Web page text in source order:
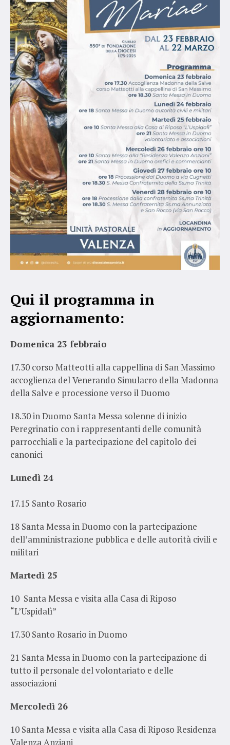
Qui il programma in
aggiornamento:
Domenica 23 febbraio
17.30 corso Matteotti alla cappellina di San Massimo
accoglienza del Venerando Simulacro della Madonna
della Salve e processione verso il Duomo
18.30 in Duomo Santa Messa solenne di inizio
Peregrinatio con i rappresentanti delle comunità
parrocchiali e la partecipazione del capitolo dei
canonici
Lunedì 24
17.15 Santo Rosario
18 Santa Messa in Duomo con la partecipazione
dell’amministrazione pubblica e delle autorità civili e
militari
Martedì 25
10 Santa Messa e visita alla Casa di Riposo
“L’Uspidalì”
17.30 Santo Rosario in Duomo
21 Santa Messa in Duomo con la partecipazione di
tutto il personale del volontariato e delle
associazioni
Mercoledì 26
10 Santa Messa e visita alla Casa di Riposo Residenza
Valenza Anziani